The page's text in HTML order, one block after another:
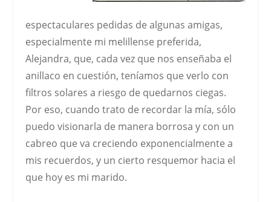
espectaculares pedidas de algunas amigas,
especialmente mi melillense preferida,
Alejandra, que, cada vez que nos enseñaba el
anillaco en cuestión, teníamos que verlo con
filtros solares a riesgo de quedarnos ciegas.
Por eso, cuando trato de recordar la mía, sólo
puedo visionarla de manera borrosa y con un
cabreo que va creciendo exponencialmente a
mis recuerdos, y un cierto resquemor hacia el
que hoy es mi marido.